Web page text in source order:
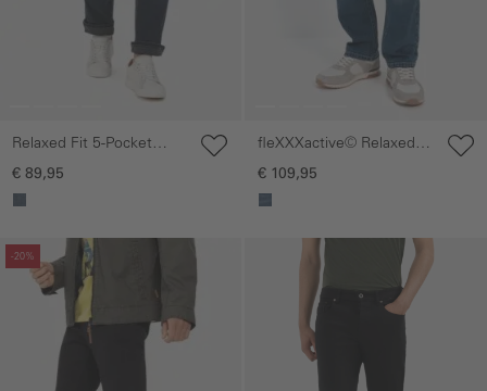
Relaxed Fit 5-Pocket
Jeans
€ 89,95
fleXXXactive© Relaxed
Fit jeans met mobieltasje
€ 109,95
-20%
overslaan Galerie overslaan